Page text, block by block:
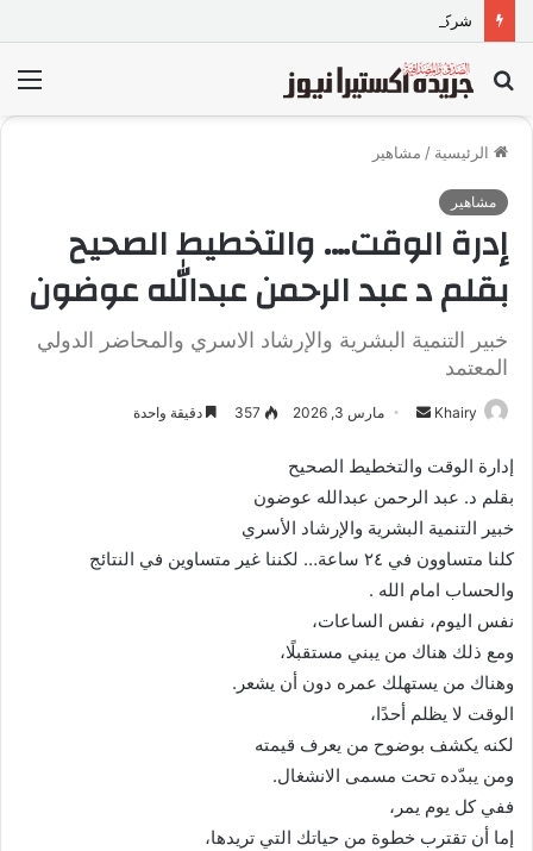
بحث
عن
الرئيسية / مشاهير
مشاهير
إدرة الوقت…. والتخطيط الصحيح
بقلم د عبد الرحمن عبدالله عوضون
خبير التنمية البشرية والإرشاد الاسري والمحاضر الدولي
المعتمد
Khairy
س
ل
ب
ر
ك
ت
ر
و
ن
مارس 3, 2026 357 دقيقة واحدة
إدارة الوقت والتخطيط الصحيح
بقلم د. عبد الرحمن عبدالله عوضون
خبير التنمية البشرية والإرشاد الأسري
كلنا متساوون في ٢٤ ساعة… لكننا غير متساوين في النتائج
والحساب امام الله .
نفس اليوم، نفس الساعات،
ومع ذلك هناك من يبني مستقبلًا،
وهناك من يستهلك عمره دون أن يشعر.
الوقت لا يظلم أحدًا،
لكنه يكشف بوضوح من يعرف قيمته
ومن يبدّده تحت مسمى الانشغال.
ففي كل يوم يمر،
إما أن تقترب خطوة من حياتك التي تريدها،